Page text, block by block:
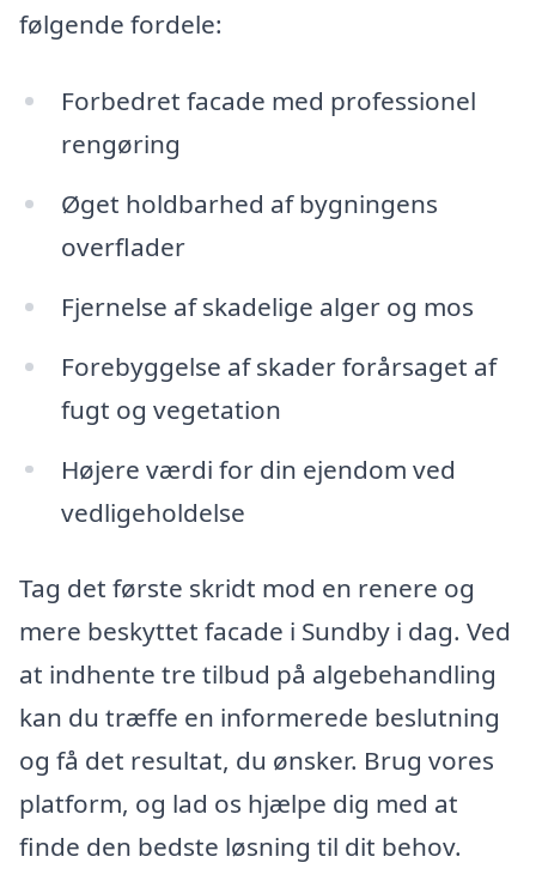
følgende fordele:
Forbedret facade med professionel
rengøring
Øget holdbarhed af bygningens
overflader
Fjernelse af skadelige alger og mos
Forebyggelse af skader forårsaget af
fugt og vegetation
Højere værdi for din ejendom ved
vedligeholdelse
Tag det første skridt mod en renere og
mere beskyttet facade i Sundby i dag. Ved
at indhente tre tilbud på algebehandling
kan du træffe en informerede beslutning
og få det resultat, du ønsker. Brug vores
platform, og lad os hjælpe dig med at
finde den bedste løsning til dit behov.